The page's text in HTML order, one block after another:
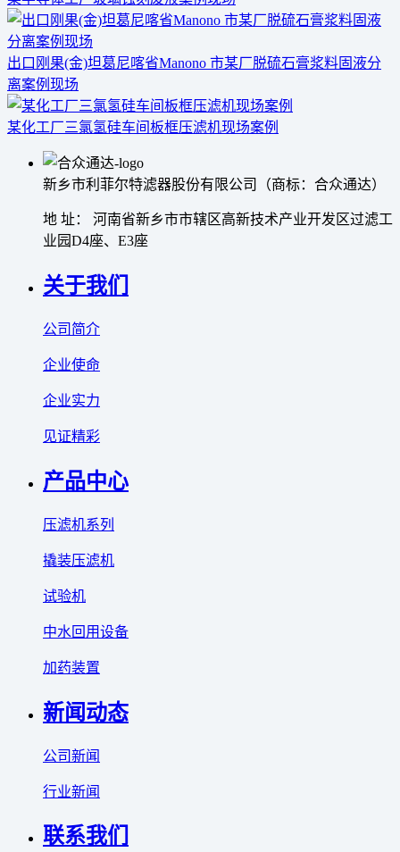
出口刚果(金)坦葛尼喀省Manono 市某厂脱硫石膏浆料固液分
离案例现场
某化工厂三氯氢硅车间板框压滤机现场案例
新乡市利菲尔特滤器股份有限公司（商标：合众通达）
地 址： 河南省新乡市市辖区高新技术产业开发区过滤工
业园D4座、E3座
关于我们
公司简介
企业使命
企业实力
见证精彩
产品中心
压滤机系列
撬装压滤机
试验机
中水回用设备
加药装置
新闻动态
公司新闻
行业新闻
联系我们